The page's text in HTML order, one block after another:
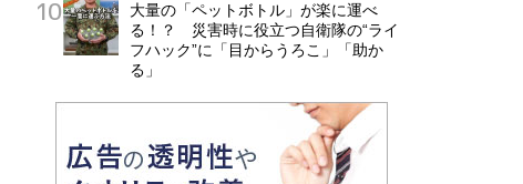
大量の「ペットボトル」が楽に運べ
る！？ 災害時に役立つ自衛隊の“ライ
フハック”に「目からうろこ」「助か
る」